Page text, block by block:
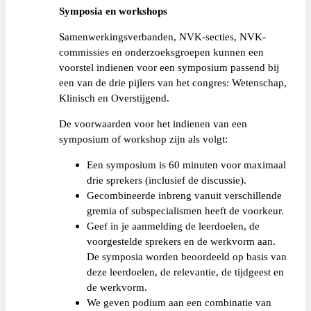
Symposia en workshops
Samenwerkingsverbanden, NVK-secties, NVK-
commissies en onderzoeksgroepen kunnen een
voorstel indienen voor een symposium passend bij
een van de drie pijlers van het congres: Wetenschap,
Klinisch en Overstijgend.
De voorwaarden voor het indienen van een
symposium of workshop zijn als volgt:
Een symposium is 60 minuten voor maximaal
drie sprekers (inclusief de discussie).
Gecombineerde inbreng vanuit verschillende
gremia of subspecialismen heeft de voorkeur.
Geef in je aanmelding de leerdoelen, de
voorgestelde sprekers en de werkvorm aan.
De symposia worden beoordeeld op basis van
deze leerdoelen, de relevantie, de tijdgeest en
de werkvorm.
We geven podium aan een combinatie van